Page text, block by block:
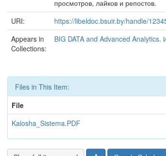
просмотров, лайков и репостов.
URI:
https://libeldoc.bsuir.by/handle/
Appears in
Collections:
BIG DATA and Advanced
Files in This Item:
File
Kalosha_Sistema.PDF